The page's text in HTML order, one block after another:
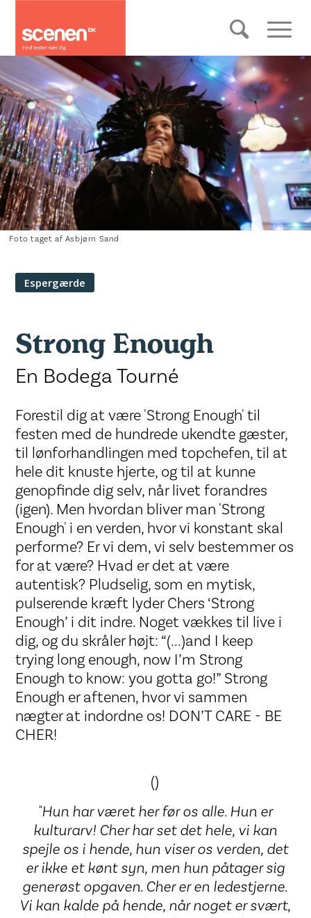
Foto taget af Asbjørn Sand
Espergærde
Strong Enough
En Bodega Tourné
Forestil dig at være 'Strong Enough' til
festen med de hundrede ukendte gæster,
til lønforhandlingen med topchefen, til at
hele dit knuste hjerte, og til at kunne
genopfinde dig selv, når livet forandres
(igen). Men hvordan bliver man 'Strong
Enough' i en verden, hvor vi konstant skal
performe? Er vi dem, vi selv bestemmer os
for at være? Hvad er det at være
autentisk? Pludselig, som en mytisk,
pulserende kræft lyder Chers ‘Strong
Enough’ i dit indre. Noget vækkes til live i
dig, og du skråler højt: “(...)and I keep
trying long enough, now I’m Strong
Enough to know: you gotta go!” Strong
Enough er aftenen, hvor vi sammen
nægter at indordne os! DON’T CARE - BE
CHER!
()
"Hun har været her før os alle. Hun er
kulturarv! Cher har set det hele, vi kan
spejle os i hende, hun viser os verden, det
er ikke et kønt syn, men hun påtager sig
generøst opgaven. Cher er en ledestjerne.
Vi kan kalde på hende, når noget er svært,